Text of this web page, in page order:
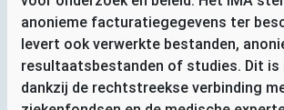
anonieme facturatiegegevens ter
levert ook verwerkte bestanden,
resultaatsbestanden of studies. Dit is
dankzij de rechtstreekse verbinding